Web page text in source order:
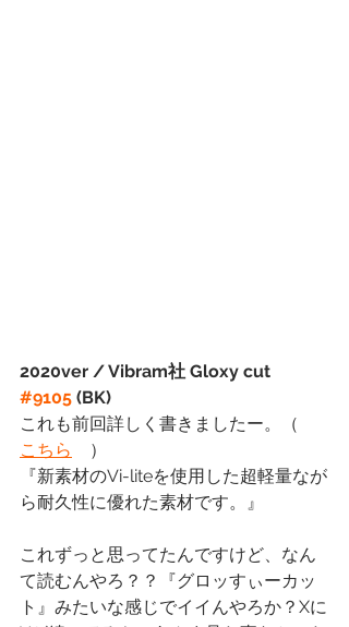
2020ver / Vibram社 Gloxy cut
#9105 (BK)
これも前回詳しく書きましたー。（
こちら
）
『新素材のVi-liteを使用した超軽量なが
ら耐久性に優れた素材です。』
これずっと思ってたんですけど、なん
て読むんやろ？？『グロッすぃーカッ
ト』みたいな感じでイイんやろか？Xに